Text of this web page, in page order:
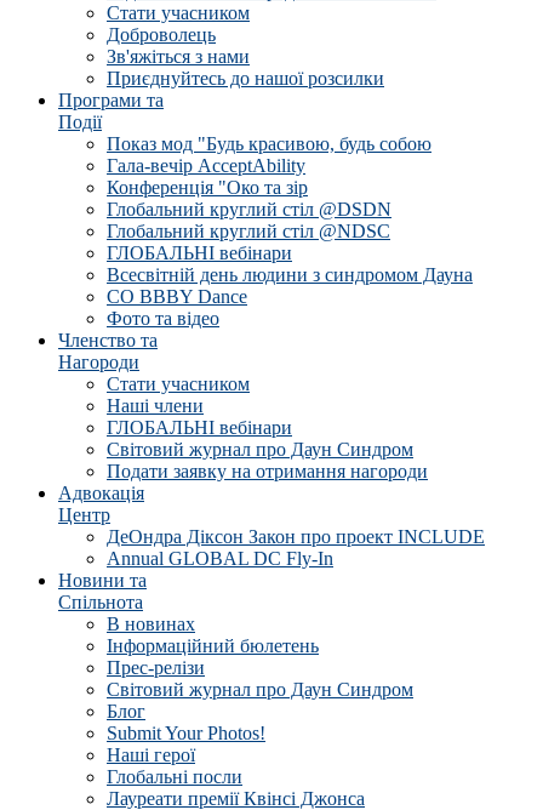
Стати учасником
Доброволець
Зв'яжіться з нами
Приєднуйтесь до нашої розсилки
Програми та
Події
Показ мод "Будь красивою, будь собою
Гала-вечір AcceptAbility
Конференція "Око та зір
Глобальний круглий стіл @DSDN
Глобальний круглий стіл @NDSC
ГЛОБАЛЬНІ вебінари
Всесвітній день людини з синдромом Дауна
CO BBBY Dance
Фото та відео
Членство та
Нагороди
Стати учасником
Наші члени
ГЛОБАЛЬНІ вебінари
Світовий журнал про Даун Синдром
Подати заявку на отримання нагороди
Адвокація
Центр
ДеОндра Діксон Закон про проект INCLUDE
Annual GLOBAL DC Fly-In
Новини та
Спільнота
В новинах
Інформаційний бюлетень
Прес-релізи
Світовий журнал про Даун Синдром
Блог
Submit Your Photos!
Наші герої
Глобальні посли
Лауреати премії Квінсі Джонса